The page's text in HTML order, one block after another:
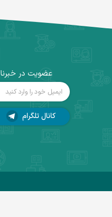
عضویت در
کانال تلگرام